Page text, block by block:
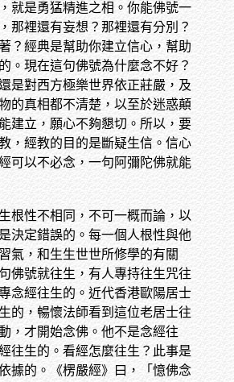
就是勇猛精進之相。你能佛號一
那裡還有妄想？那裡還有分別？
？經典是幫助你建立信心，幫助
。現在這句佛號為什麼念不好？
是對西方極樂世界依正莊嚴，及
的真相都不清楚，以至於迷惑顛
建立，願心不夠懇切。所以，要
，經教的目的是斷疑生信。信心
可以不必念，一句阿彌陀佛就能
根性不相同，不可一概而論，以
決定錯誤的。每一個人根性與他
氣，和生生世世所修學的有關
佛號就往生，有人專持往生咒往
念經往生的。近代香港歐陽居士
的，暢懷法師看到這位老居士往
，才開始念佛。他不是念經往
往生的。看經怎麼往生？此事是
據的。《楞嚴經》曰，「憶佛念